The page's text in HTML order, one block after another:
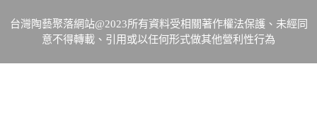
台灣陶藝聚落網站@2023所有資料受相關著作權法保護、未經同
意不得轉載、引用或以任何形式做其他營利性行為